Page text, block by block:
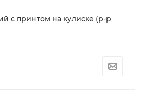
с принтом на кулиске (р-р